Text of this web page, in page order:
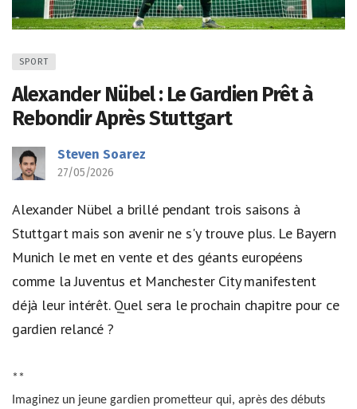
SPORT
Alexander Nübel : Le Gardien Prêt à
Rebondir Après Stuttgart
Steven Soarez
27/05/2026
Alexander Nübel a brillé pendant trois saisons à
Stuttgart mais son avenir ne s'y trouve plus. Le Bayern
Munich le met en vente et des géants européens
comme la Juventus et Manchester City manifestent
déjà leur intérêt. Quel sera le prochain chapitre pour ce
gardien relancé ?
**
Imaginez un jeune gardien prometteur qui, après des débuts